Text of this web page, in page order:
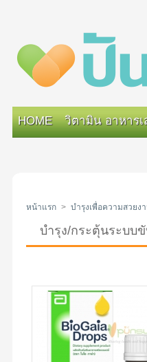
HOME วิตามิน อาหารเ
หน้าแรก > บำรุงเพื่อความสวยง
บำรุง/กระตุ้นระบบ